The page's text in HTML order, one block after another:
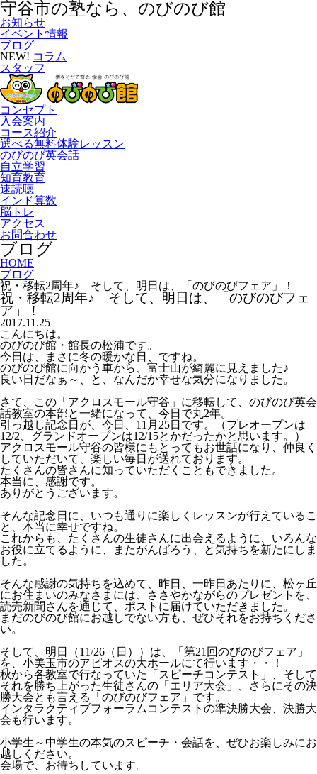
守谷市の塾なら、のびのび館
お知らせ
イベント情報
ブログ
NEW! コラム
スタッフ
コンセプト
入会案内
コース紹介
選べる無料体験レッスン
のびのび英会話
自立学習
知育教育
速読聴
インド算数
脳トレ
アクセス
お問合わせ
ブログ
HOME
ブログ
祝・移転2周年♪ そして、明日は、「のびのびフェア」！
祝・移転2周年♪ そして、明日は、「のびのびフェ
ア」！
2017.11.25
こんにちは。
のびのび館・館長の松浦です。
今日は、まさに冬の暖かな日、ですね。
のびのび館に向かう車から、富士山が綺麗に見えました♪
良い日だなぁ～、と、なんだか幸せな気分になりました。
さて、この「アクロスモール守谷」に移転して、のびのび英会
話教室の本部と一緒になって、今日で丸2年。
引っ越し記念日が、今日、11月25日です。（プレオープンは
12/2、グランドオープンは12/15とかだったかと思います。）
アクロスモール守谷の皆様にもとってもお世話になり、仲良く
していただいて、楽しい毎日が送れております。
たくさんの皆さんに知っていただくこともできました。
本当に、感謝です。
ありがとうございます。
そんな記念日に、いつも通りに楽しくレッスンが行えているこ
と、本当に幸せですね。
これからも、たくさんの生徒さんに出会えるように、いろんな
お役に立てるように、またがんばろう、と気持ちを新たにしま
した。
そんな感謝の気持ちを込めて、昨日、一昨日あたりに、松ヶ丘
にお住まいのみなさまには、ささやかながらのプレゼントを、
読売新聞さんを通じて、ポストに届けていただきました。
まだのびのび館にお越しでない方も、ぜひそれをお持ちくださ
い。
そして、明日（11/26（日））は、「第21回のびのびフェア」
を、小美玉市のアピオスの大ホールにて行います・・！
秋から各教室で行なっていた「スピーチコンテスト」、そして
それを勝ち上がった生徒さんの「エリア大会」、さらにその決
勝大会とも言える「のびのびフェア」です。
インタラクティブフォーラムコンテストの準決勝大会、決勝大
会も行います。
小学生～中学生の本気のスピーチ・会話を、ぜひお楽しみにお
越しください。
会場で、お待ちしています。